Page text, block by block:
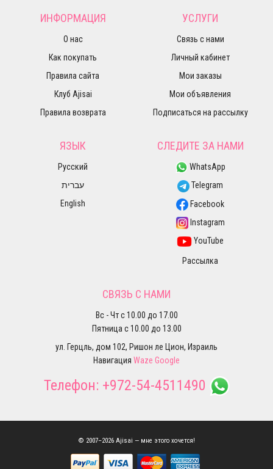
ИНФОРМАЦИЯ
О нас
Как покупать
Правила сайта
Клуб Ajisai
Правила возврата
УСЛУГИ
Связь с нами
Личный кабинет
Мои заказы
Мои объявления
Подписаться на рассылку
ЯЗЫК
Русский
עברית
English
СЛЕДИТЕ ЗА НАМИ
WhatsApp
Telegram
Facebook
Instagram
YouTube
Рассылка
СВЯЗЬ С НАМИ
Вс - Чт с 10.00 до 17.00
Пятница с 10.00 до 13.00
ул. Герцль, дом 102, Ришон ле Цион, Израиль
Навигация Waze Google
Телефон: +972-54-4511490
© 2007–2026 Ajisai — мне этого хочется!